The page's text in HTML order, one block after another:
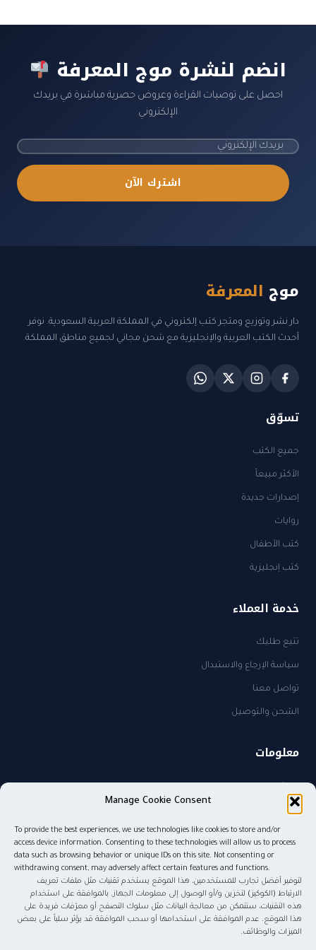
Manage Cookie Consent
To provide the best experiences, we use technologies like cookies to store and/or
access device information. Consenting to these technologies will allow us to process
data such as browsing behavior or unique IDs on this site. Not consenting or
withdrawing consent, may adversely affect certain features and functions.
لتوفير أفضل تجارب للمستخدمين، هذا الموقع يستخدم تقنيات مثل ملفات تعريف
الارتباط (الكوكيز) لتخزين و/أو الوصول إلى معلومات الجهاز. بالموافقة على استخدام
هذه التقنيات، سنتمكن من معالجة البيانات مثل سلوك التصفح أو معرّفات فريدة على
هذا الموقع. عدم الموافقة على استخدامها أو سحب الموافقة قد يؤثر سلباً على بعض
الميزات والوظائف.
انضم لنشرة موج المعرفة
احصل على توصيات القراءة وعروض حصرية مباشرة في بريدك
الإلكتروني
اشترك الآن
موج المعرفة
دار نشر وتوزيع ومتجر كتب إلكتروني في المملكة العربية السعودية. نوفر
أحدث الكتب العربية والإنجليزية مع شحن مجاني لجميع مناطق المملكة.
تسوّق
جميع الكتب
الأكثر مبيعاً
إصدارات جديدة
روايات
كتب الأطفال
كتب إنجليزية
خدمة العملاء
تتبع طلبك
سياسة الإرجاع والاستبدال
تواصل معنا
الشحن والتوصيل
معلومات
سياسة الخصوصية
sales@kw.sa
٠٥٠٥٨٢٧٤٨٥
© ٢٠٢٦ موج المعرفة للنشر والتوزيع. جميع الحقوق محفوظة.